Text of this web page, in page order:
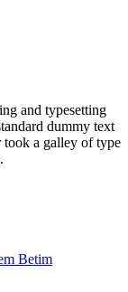
and typesetting
dummy text
took a galley of type